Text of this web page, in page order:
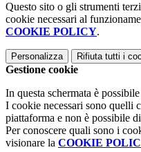
Questo sito o gli strumenti
cookie necessari al
COOKIE POLICY.
Personalizza Rifiuta tutti i
Gestione cookie
In questa schermata è
I cookie necessari sono quelli
piattaforma e non è possibile
Per conoscere quali sono i
visionare la COOKIE